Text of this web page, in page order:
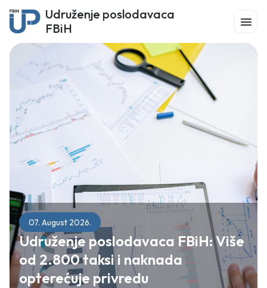
Udruženje poslodavaca
FBiH
07. August 2026.
Udruženje poslodavaca FBiH: Više
od 2.800 taksi i naknada
opterećuje privredu